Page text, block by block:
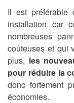
Il est préférable
installation car
nombreuses
coûteuses et qui
plus, les
pour réduire la
donc fortement
économies.